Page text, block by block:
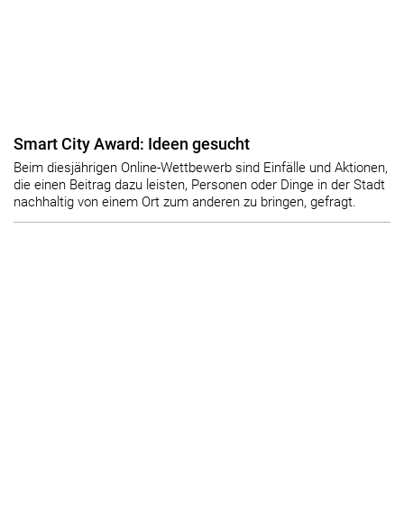
Smart City Award: Ideen gesucht
Beim diesjährigen Online-Wettbewerb sind Einfälle und Aktionen,
die einen Beitrag dazu leisten, Personen oder Dinge in der Stadt
nachhaltig von einem Ort zum anderen zu bringen, gefragt.